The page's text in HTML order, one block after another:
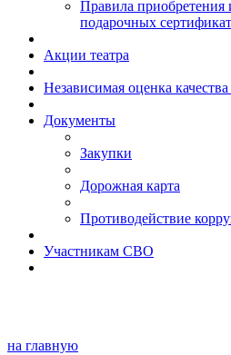
Правила приобретения
подарочных
Акции театра
Независимая оценка
Документы
Закупки
Дорожная карта
Противодействие
Участникам СВО
на главную